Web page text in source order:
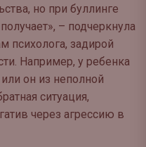
но при буллинге
– подчеркнула
психолога, задирой
Например, у ребенка
он из неполной
ситуация,
через агрессию в